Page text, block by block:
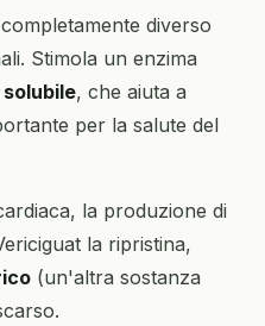
diverso
Stimola un enzima
, che aiuta a
per la salute del
la produzione di
la ripristina,
(un'altra sostanza